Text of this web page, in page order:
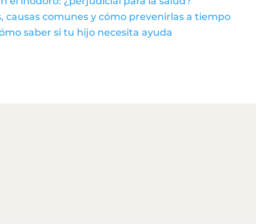
causas comunes y cómo prevenirlas a tiempo
saber si tu hijo necesita ayuda